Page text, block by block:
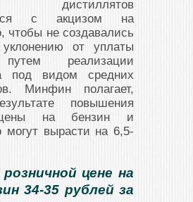
дистиллятов
с акцизом на
чтобы не создавались
от уплаты
реализации
под видом средних
Минфин полагает,
повышения
на бензин и
могут вырасти на 6,5-
цене на
34-35 рублей за